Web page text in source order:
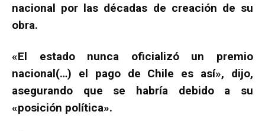
nacional por las décadas de creación de su
obra.
«El estado nunca oficializó un premio
nacional(…) el pago de Chile es así», dijo,
asegurando que se habría debido a su
«posición política».